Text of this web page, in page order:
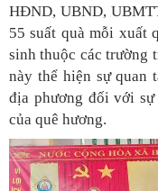
HĐND, UBND,
55 suất quà mỗi xuất
sinh thuộc các trường
này thể hiện sự quan
địa phương đối với
của quê hương.